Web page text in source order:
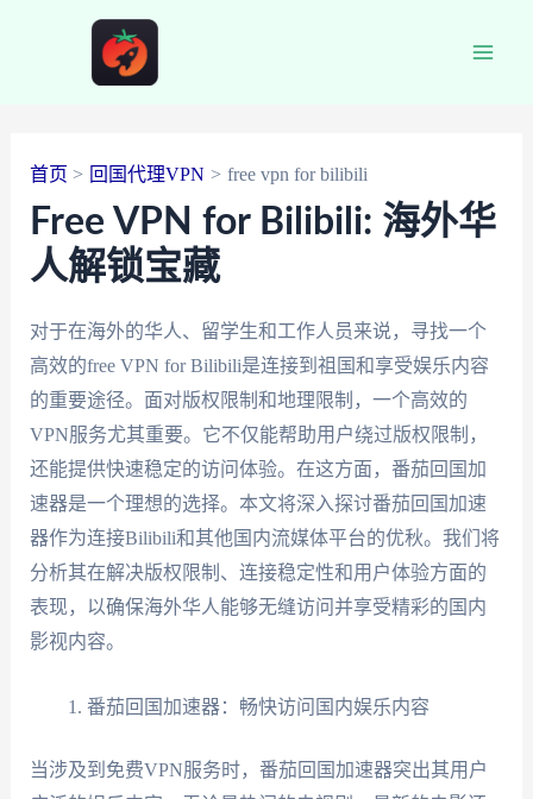
首页 回国代理VPN free vpn for bilibili
Free VPN for Bilibili: 海外华
人解锁宝藏
对于在海外的华人、留学生和工作人员来说，寻找一个
高效的free VPN for Bilibili是连接到祖国和享受娱乐内容
的重要途径。面对版权限制和地理限制，一个高效的
VPN服务尤其重要。它不仅能帮助用户绕过版权限制，
还能提供快速稳定的访问体验。在这方面，番茄回国加
速器是一个理想的选择。本文将深入探讨番茄回国加速
器作为连接Bilibili和其他国内流媒体平台的优秋。我们将
分析其在解决版权限制、连接稳定性和用户体验方面的
表现，以确保海外华人能够无缝访问并享受精彩的国内
影视内容。
番茄回国加速器：畅快访问国内娱乐内容
当涉及到免费VPN服务时，番茄回国加速器突出其用户